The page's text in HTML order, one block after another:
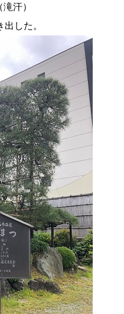
汗）
した。